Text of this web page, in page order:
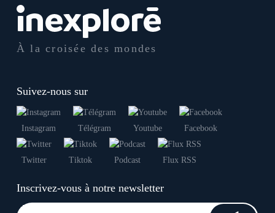
À la croisée des mondes
Suivez-nous sur
Instagram Télégram Youtube Facebook
Twitter Tiktok Podcast Flux RSS
Inscrivez-vous à notre newsletter